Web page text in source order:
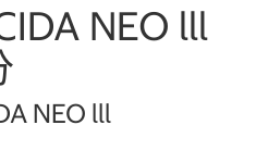
NEO lll
NEO lll